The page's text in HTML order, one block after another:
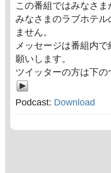
この番組ではみなさ
みなさまのラブホテ
ません。
メッセージは番組内
願いします。
ツイッターの方は下
Podcast: Download